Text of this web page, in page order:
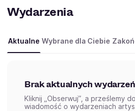
Wydarzenia
Aktualne Wybrane dla Ciebie
Brak aktualnych wydarzeń
Kliknij „Obserwuj”, a prześlemy
wiadomość o wydarzeniach